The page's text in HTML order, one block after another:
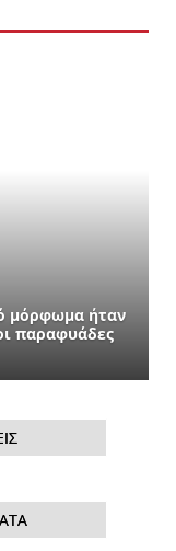
μόρφωμα ήταν
παραφυάδες